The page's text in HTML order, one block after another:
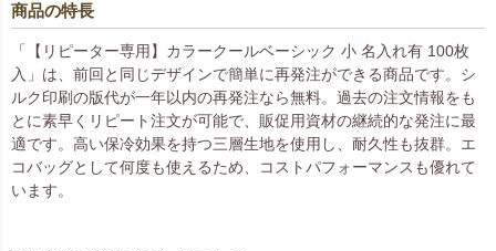
商品の特長
「【リピーター専用】カラークールベーシック 小 名入れ有 100枚
入」は、前回と同じデザインで簡単に再発注ができる商品です。シ
ルク印刷の版代が一年以内の再発注なら無料。過去の注文情報をも
とに素早くリピート注文が可能で、販促用資材の継続的な発注に最
適です。高い保冷効果を持つ三層生地を使用し、耐久性も抜群。エ
コバッグとして何度も使えるため、コストパフォーマンスも優れて
います。